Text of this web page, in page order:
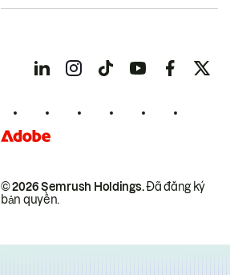
© 2026 Semrush Holdings.Đã đăng ký
bản quyền.